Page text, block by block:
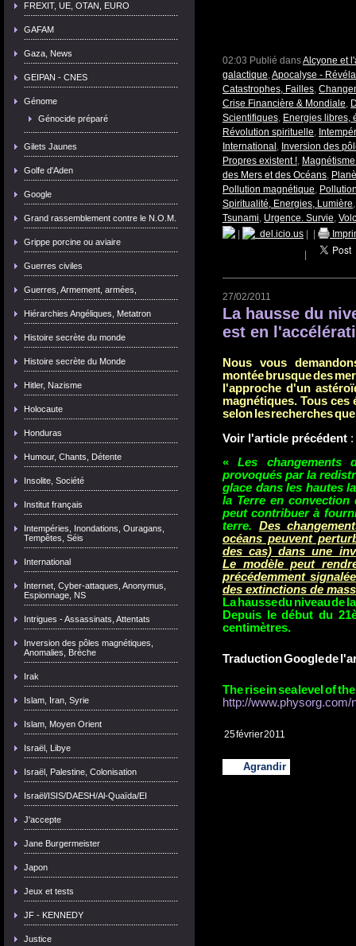
FREXIT, UE, OTAN, EURO
GAFAM
Gaza, News
GEIPAN - CNES
Génome
Génocide préparé
Gilets Jaunes
Golfe d'Aden
Google
Grand rassemblement contre le N.O.M.
Grippe porcine ou aviaire
Guerres civiles
Guerres, Armement, armées,
Hiérarchies Angéliques, Metatron
Histoire secrète du monde
Histoire secrète du Monde
Hitler, Nazisme
Holocaute
Honduras
Humour, Chants, Détente
Insolite, Société
Institut français
Intempéries, Inondations, Ouragans,
Tempêtes, Séis
International
Internet, Cyber-attaques, Anonymus,
Espionnage, NS
Intrigues - Assassinats, Attentats
Inversion des pôles magnétiques,
Anomalies, Brèche
Irak
Islam, Iran, Syrie
Islam, Moyen Orient
Israël, Libye
Israël, Palestine, Colonisation
Israël/ISIS/DAESH/Al-Quaïda/EI
J'accepte
Jane Burgermeister
Japon
Jeux et tests
JF - KENNEDY
Justice
02:03 Publié dansAlcyone et
galactique,Apocalyse -
Catastrophes, Failles,
Crise Financière & Mondiale,
Scientifiques, Energies libres,
Révolution spirituelle,
International , Inversion des
Propres existent !,
des Mers et des Océans,
Pollution magnétique,
Spiritualité, Energies, Lumière
Tsunami, Urgence. Survie,
del.icio.us
27/02/2011
La hausse du
est en
Nous vous
montée brusque des
l'approche d'un
magnétiques. Tous
selon les recherches
Voir l'article précédent :
«Les changements
provoqués par la
glace dans les hautes
la Terre en convection
peut contribuer à
terre. Des
océans peuvent
des cas) dans une
Le modèle peut
précédemment
des extinctions de
La hausse du niveau de
Depuis le début du
centimètres.
Traduction Google de
The rise in sea level of
http://
25 février 2011
Agrandir